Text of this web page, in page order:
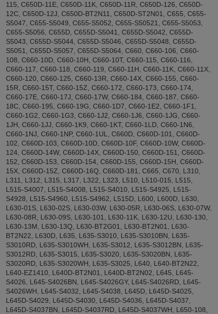
115, C650D-11E, C650D-11K, C650D-11R, C650D-126, C650D-
12C, C650D-12J, C650D-BT2N11, C650D-ST2N01, C655, C655-
S5047, C655-S5049, C655-S5052, C655-S50521, C655-S5053,
C655-S5056, C655D, C655D-S5041, C655D-S5042, C655D-
S5043, C655D-S5044, C655D-S5046, C655D-S5048, C655D-
S5051, C655D-S5057, C655D-S5064, C660, C660-106, C660-
108, C660-10D, C660-10H, C660-10T, C660-115, C660-116,
C660-117, C660-118, C660-119, C660-11H, C660-11K, C660-11X,
C660-120, C660-125, C660-13R, C660-14X, C660-155, C660-
15R, C660-15T, C660-15Z, C660-172, C660-173, C660-174,
C660-17E, C660-17J, C660-17W, C660-184, C660-187, C660-
18C, C660-195, C660-19G, C660-1D7, C660-1E2, C660-1F1,
C660-1G2, C660-1G3, C660-1J2, C660-1J6, C660-1JG, C660-
1JH, C660-1JJ, C660-1K9, C660-1KT, C660-1LD, C660-1N6,
C660-1NJ, C660-1NP, C660-1UL, C660D, C660D-101, C660D-
102, C660D-103, C660D-10D, C660D-10F, C660D-10W, C660D-
124, C660D-14W, C660D-14X, C660D-150, C660D-151, C660D-
152, C660D-153, C660D-154, C660D-155, C660D-15H, C660D-
15X, C660D-15Z, C660D-16Q, C660D-181, C665, C670, L310,
L311, L312, L315, L317, L322, L323, L510, L510-015, L515,
L515-S4007, L515-S4008, L515-S4010, L515-S4925, L515-
S4928, L515-S4960, L515-S4962, L515D, L600, L600D, L630,
L630-01S, L630-02S, L630-03W, L630-05R, L630-06S, L630-07W,
L630-08R, L630-09S, L630-101, L630-11K, L630-12U, L630-130,
L630-13M, L630-13Q, L630-BT2G01, L630-BT2N01, L630-
BT2N22, L630D, L635, L635-S3010, L635-S3010BN, L635-
S3010RD, L635-S3010WH, L635-S3012, L635-S3012BN, L635-
S3012RD, L635-S3015, L635-S3020, L635-S3020BN, L635-
S3020RD, L635-S3020WH, L635-S3025, L640, L640-BT2N22,
L640-EZ1410, L640D-BT2N01, L640D-BT2N02, L645, L645-
S4026, L645-S4026BN, L645-S4026GY, L645-S4026RD, L645-
S4026WH, L645-S4032, L645-S4038, L645D, L645D-S4025,
L645D-S4029, L645D-S4030, L645D-S4036, L645D-S4037,
L645D-S4037BN, L645D-S4037RD, L645D-S4037WH, L650-108,